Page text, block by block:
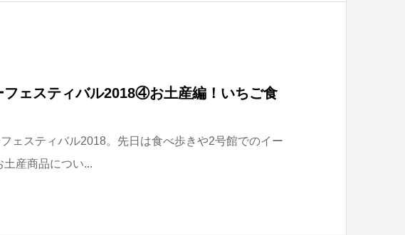
フェスティバル2018④お土産編！いちご食
ェスティバル2018。先日は食べ歩きや2号館でのイー
土産商品につい...